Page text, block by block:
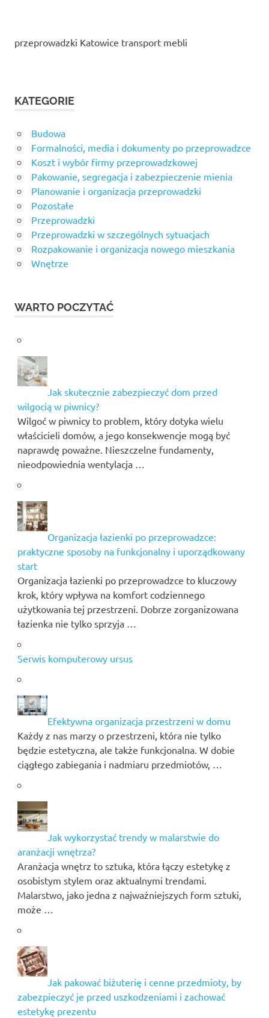
przeprowadzki Katowice transport mebli
KATEGORIE
Budowa
Formalności, media i dokumenty po przeprowadzce
Koszt i wybór firmy przeprowadzkowej
Pakowanie, segregacja i zabezpieczenie mienia
Planowanie i organizacja przeprowadzki
Pozostałe
Przeprowadzki
Przeprowadzki w szczególnych sytuacjach
Rozpakowanie i organizacja nowego mieszkania
Wnętrze
WARTO POCZYTAĆ
Jak skutecznie zabezpieczyć dom przed
wilgocią w piwnicy?
Wilgoć w piwnicy to problem, który dotyka wielu
właścicieli domów, a jego konsekwencje mogą być
naprawdę poważne. Nieszczelne fundamenty,
nieodpowiednia wentylacja …
Organizacja łazienki po przeprowadzce:
praktyczne sposoby na funkcjonalny i uporządkowany
start
Organizacja łazienki po przeprowadzce to kluczowy
krok, który wpływa na komfort codziennego
użytkowania tej przestrzeni. Dobrze zorganizowana
łazienka nie tylko sprzyja …
Serwis komputerowy ursus
Efektywna organizacja przestrzeni w domu
Każdy z nas marzy o przestrzeni, która nie tylko
będzie estetyczna, ale także funkcjonalna. W dobie
ciągłego zabiegania i nadmiaru przedmiotów, …
Jak wykorzystać trendy w malarstwie do
aranżacji wnętrza?
Aranżacja wnętrz to sztuka, która łączy estetykę z
osobistym stylem oraz aktualnymi trendami.
Malarstwo, jako jedna z najważniejszych form sztuki,
może …
Jak pakować biżuterię i cenne przedmioty, by
zabezpieczyć je przed uszkodzeniami i zachować
estetykę prezentu